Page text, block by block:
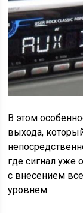
В этом
выхода,
где сигнал уже
с внесением
уровнем.